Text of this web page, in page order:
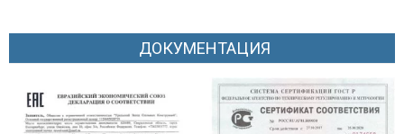
ДОКУМЕНТАЦИЯ